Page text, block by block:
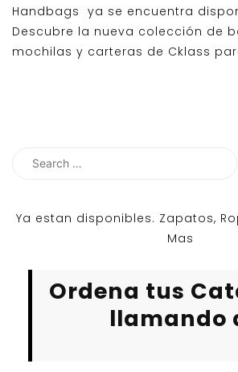
Handbags ya se encuentra
Descubre la nueva colección de
mochilas y carteras de Cklass
Search
Ya estan disponibles. Zapatos,
Mas
Ordena tus
llamando